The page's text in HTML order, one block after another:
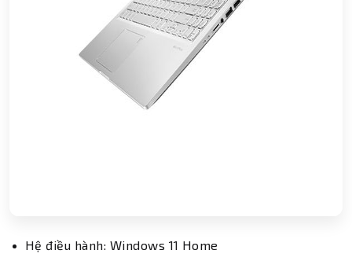
Hệ điều hành: Windows 11 Home